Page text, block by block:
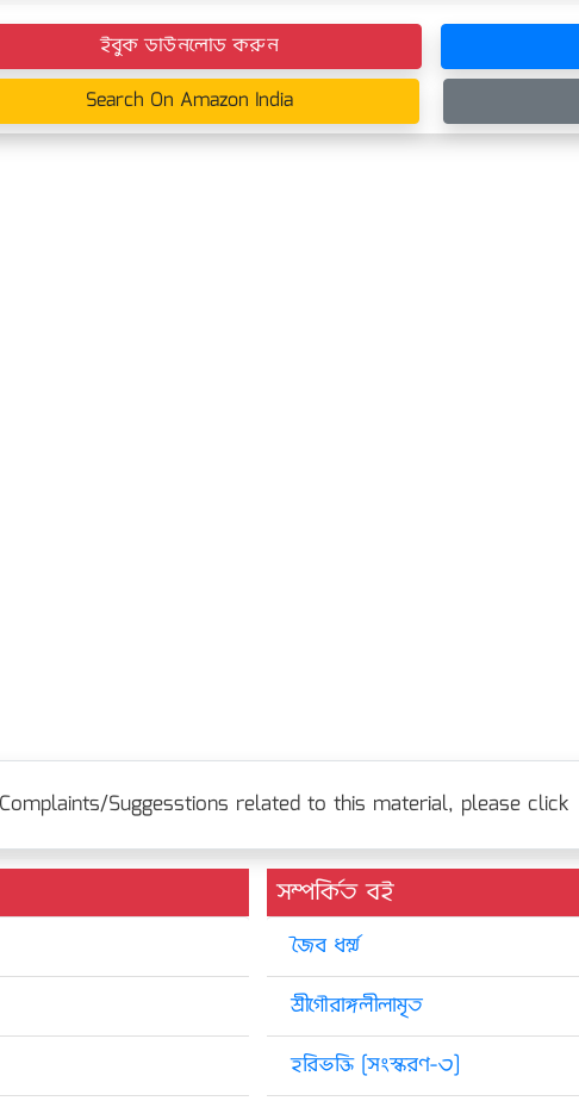
ইবুক ডাউনলোড করুন
Search On Amazon India
Suggesstions related to this material, please click
সম্পর্কিত বই
জৈব ধর্ম্ম
শ্রীগৌরাঙ্গলীলামৃত
হরিভক্তি [সংস্করণ-৩]